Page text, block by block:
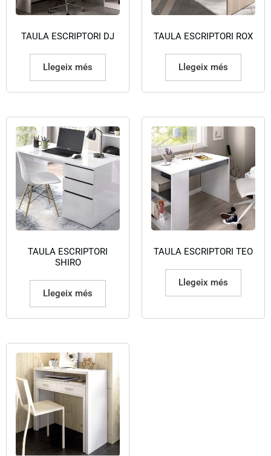
TAULA ESCRIPTORI DJ
Llegeix més
TAULA ESCRIPTORI ROX
Llegeix més
TAULA ESCRIPTORI
SHIRO
Llegeix més
TAULA ESCRIPTORI TEO
Llegeix més